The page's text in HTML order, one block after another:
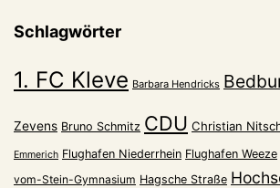
Schlagwörter
1. FC Kleve Barbara Hendricks
Zevens Bruno Schmitz CDU Christian
Emmerich Flughafen Niederrhein Flughafen Weeze
vom-Stein-Gymnasium Hagsche Straße